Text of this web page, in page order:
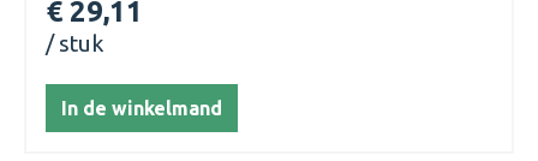
€ 29,11
stuk
In de winkelmand